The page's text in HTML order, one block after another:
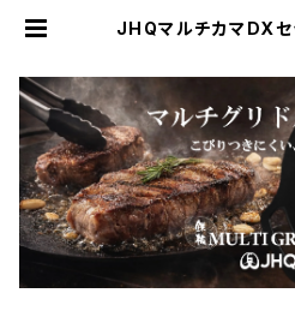
JHQマルチカマDX